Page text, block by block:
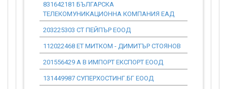
831642181 БЪЛГАРСКА
ТЕЛЕКОМУНИКАЦИОННА КОМПАНИЯ ЕАД
203225303 СТ ПЕЙПЪР ЕООД
112022468 ЕТ МИТКОМ - ДИМИТЪР СТОЯНОВ
201556429 А В ИМПОРТ ЕКСПОРТ ЕООД
131449987 СУПЕРХОСТИНГ.БГ ЕООД